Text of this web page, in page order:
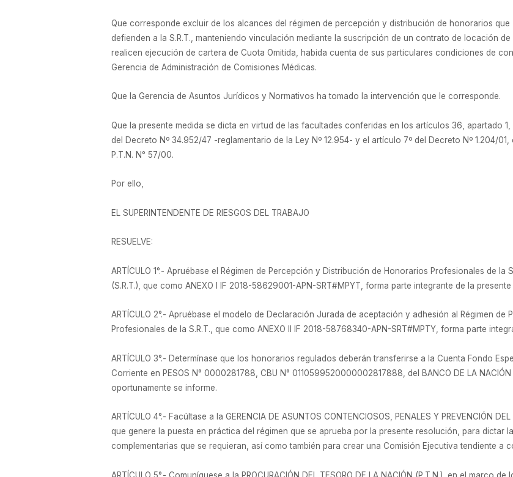
Que corresponde excluir de los alcances del régimen de percepción y distribución de honorarios
defienden a la S.R.T., manteniendo vinculación mediante la suscripción de un contrato de locación
realicen ejecución de cartera de Cuota Omitida, habida cuenta de sus particulares condiciones de
Gerencia de Administración de Comisiones Médicas.
Que la Gerencia de Asuntos Jurídicos y Normativos ha tomado la intervención que le corresponde.
Que la presente medida se dicta en virtud de las facultades conferidas en los artículos 36, apartado
del Decreto Nº 34.952/47 -reglamentario de la Ley Nº 12.954- y el artículo 7º del Decreto Nº 1.204/
P.T.N. N° 57/00.
Por ello,
EL SUPERINTENDENTE DE RIESGOS DEL TRABAJO
RESUELVE:
ARTÍCULO 1°.- Apruébase el Régimen de Percepción y Distribución de Honorarios Profesionales de la
(S.R.T.), que como ANEXO I IF 2018-58629001-APN-SRT#MPYT, forma parte integrante de la
ARTÍCULO 2°.- Apruébase el modelo de Declaración Jurada de aceptación y adhesión al Régimen
Profesionales de la S.R.T., que como ANEXO II IF 2018-58768340-APN-SRT#MPTY, forma parte
ARTÍCULO 3°.- Determínase que los honorarios regulados deberán transferirse a la Cuenta Fondo
Corriente en PESOS N° 0000281788, CBU N° 0110599520000002817888, del BANCO DE LA
oportunamente se informe.
ARTÍCULO 4°.- Facúltase a la GERENCIA DE ASUNTOS CONTENCIOSOS, PENALES Y PREVENCIÓN
que genere la puesta en práctica del régimen que se aprueba por la presente resolución, para dictar
complementarias que se requieran, así como también para crear una Comisión Ejecutiva tendiente a
ARTÍCULO 5°.- Comuníquese a la PROCURACIÓN DEL TESORO DE LA NACIÓN (P.T.N.), en el marco